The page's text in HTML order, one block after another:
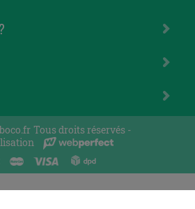
Tous droits réservés -